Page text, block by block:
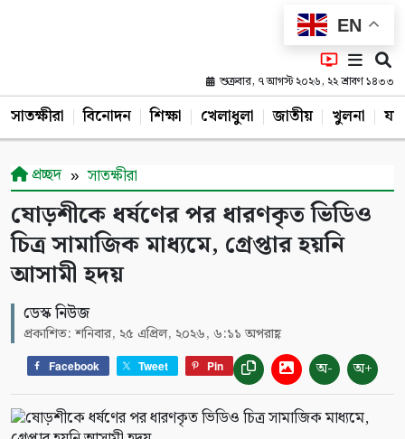
EN
শুক্রবার, ৭ আগস্ট ২০২৬, ২২ শ্রাবণ ১৪৩৩
সাতক্ষীরা বিনোদন শিক্ষা খেলাধুলা জাতীয় খুলনা
প্রচ্ছদ সাতক্ষীরা
ষোড়শীকে ধর্ষণের পর ধারণকৃত ভিডিও
চিত্র সামাজিক মাধ্যমে, গ্রেপ্তার হয়নি
আসামী হদয়
ডেস্ক নিউজ
প্রকাশিত: শনিবার, ২৫ এপ্রিল, ২০২৬, ৬:১১ অপরাহ্ণ
Facebook Tweet Pin অ- অ+